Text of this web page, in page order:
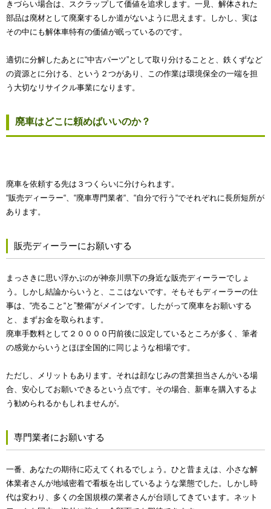
きづらい場合は、スクラップして価値を追求します。一見、解体された
部品は廃材として廃棄するしか道がないように思えます。しかし、実は
その中にも解体車特有の価値が眠っているのです。
適切に分解したあとに“中古パーツ”として取り分けることと、鉄くずなど
の資源とに分ける、という２つがあり、この作業は環境保全の一端を担
う大切なリサイクル事業になります。
廃車はどこに頼めばいいのか？
廃車を依頼する先は３つくらいに分けられます。
“販売ディーラー“、“廃車専門業者“、“自分で行う“でそれぞれに長所短所が
あります。
販売ディーラーにお願いする
まっさきに思い浮かぶのが神奈川県下の身近な販売ディーラーでしょ
う。しかし結論からいうと、ここはないです。そもそもディーラーの仕
事は、“売ること“と”整備“がメインです。したがって廃車をお願いする
と、まずお金を取られます。
廃車手数料として２００００円前後に設定しているところが多く、筆者
の感覚からいうとほぼ全国的に同じような相場です。
ただし、メリットもあります。それは顔なじみの営業担当さんがいる場
合、安心してお願いできるという点です。その場合、新車を購入するよ
う勧められるかもしれませんが。
専門業者にお願いする
一番、あなたの期待に応えてくれるでしょう。ひと昔まえは、小さな解
体業者さんが地域密着で看板を出しているような業態でした。しかし時
代は変わり、多くの全国規模の業者さんが台頭してきています。ネット